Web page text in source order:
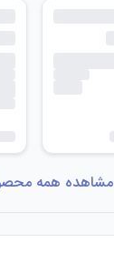
مشاهده همه